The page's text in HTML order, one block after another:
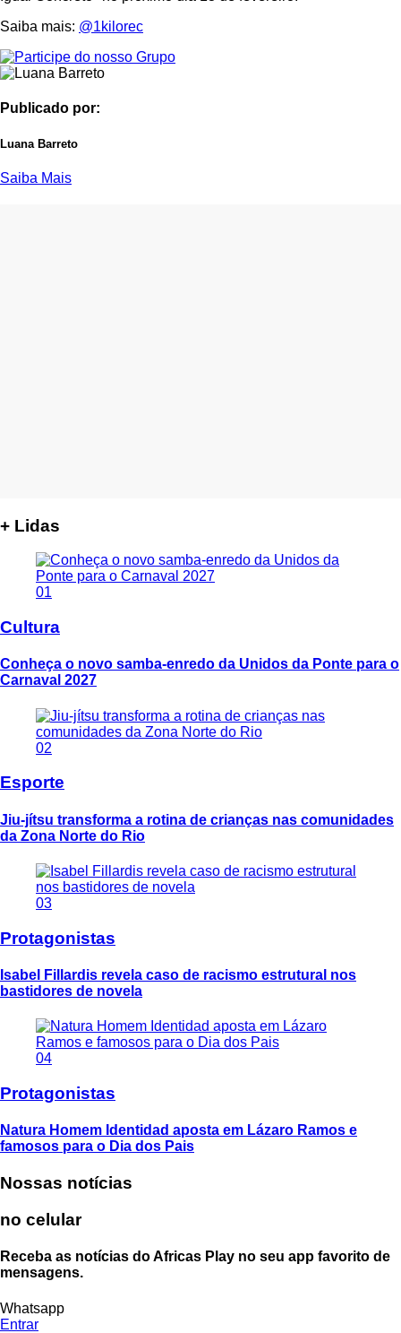
Saiba mais: @1kilorec
Publicado por:
Luana Barreto
Saiba Mais
+ Lidas
01
Cultura
Conheça o novo samba-enredo da Unidos da Ponte para o
Carnaval 2027
02
Esporte
Jiu-jítsu transforma a rotina de crianças nas comunidades
da Zona Norte do Rio
03
Protagonistas
Isabel Fillardis revela caso de racismo estrutural nos
bastidores de novela
04
Protagonistas
Natura Homem Identidad aposta em Lázaro Ramos e
famosos para o Dia dos Pais
Nossas notícias
no celular
Receba as notícias do Africas Play no seu app favorito de
mensagens.
Whatsapp
Entrar